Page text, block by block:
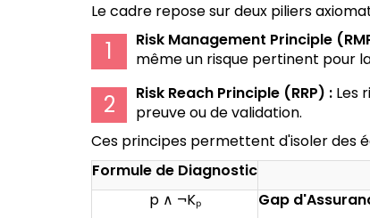
Le cadre repose sur deux piliers
Risk Management Principle
même un risque pertinent pour
Risk Reach Principle (RRP) : Les
preuve ou de validation.
Ces principes permettent d'isoler des
Formule de Diagnostic
p ∧ ¬Kₚ
Gap